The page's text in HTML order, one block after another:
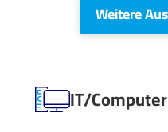
Weitere
IT/